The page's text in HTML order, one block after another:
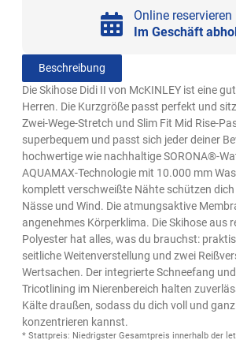
Online reservieren
Im Geschäft
Beschreibung
Die Skihose Didi II von McKINLEY ist eine
Herren. Die Kurzgröße passt perfekt und
Zwei-Wege-Stretch und Slim Fit Mid Rise-
superbequem und passt sich jeder deiner
hochwertige wie nachhaltige SORONA®-
AQUAMAX-Technologie mit 10.000 mm
komplett verschweißte Nähte schützen
Nässe und Wind. Die atmungsaktive
angenehmes Körperklima. Die Skihose aus
Polyester hat alles, was du brauchst:
seitliche Weitenverstellung und zwei
Wertsachen. Der integrierte Schneefang
Tricotlining im Nierenbereich halten
Kälte draußen, sodass du dich voll und
konzentrieren kannst.
* Stattpreis: Niedrigster Gesamtpreis innerhalb der